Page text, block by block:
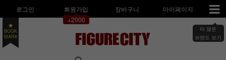
로그인
회원가입
+2000
장바구니 마이페이지
더 많은
브랜드 보기
BOOK
MARK